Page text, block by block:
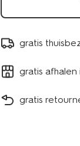
gratis
gratis afhalen
gratis